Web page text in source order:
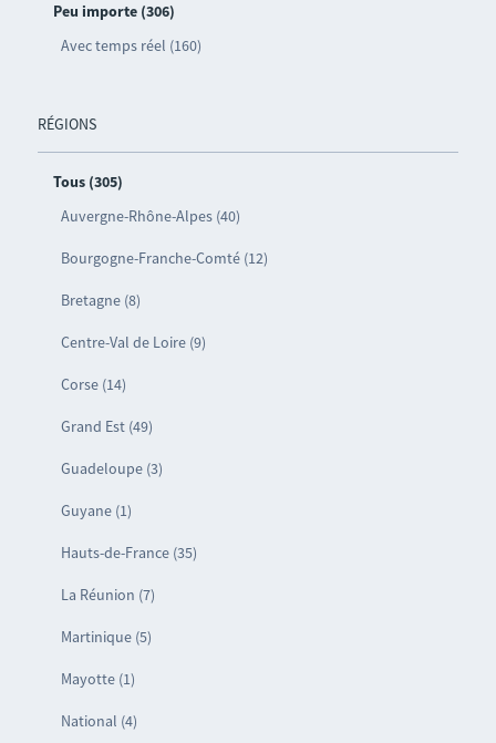
Peu importe (306)
Avec temps réel (160)
RÉGIONS
Tous (305)
Auvergne-Rhône-Alpes (40)
Bourgogne-Franche-Comté (12)
Bretagne (8)
Centre-Val de Loire (9)
Corse (14)
Grand Est (49)
Guadeloupe (3)
Guyane (1)
Hauts-de-France (35)
La Réunion (7)
Martinique (5)
Mayotte (1)
National (4)